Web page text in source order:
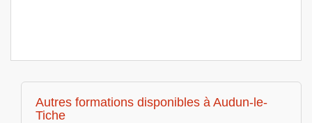
Autres formations disponibles à Audun-le-
Tiche